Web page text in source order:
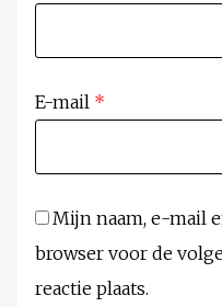
E-mail *
Mijn naam, e-mail
browser voor de
reactie plaats.